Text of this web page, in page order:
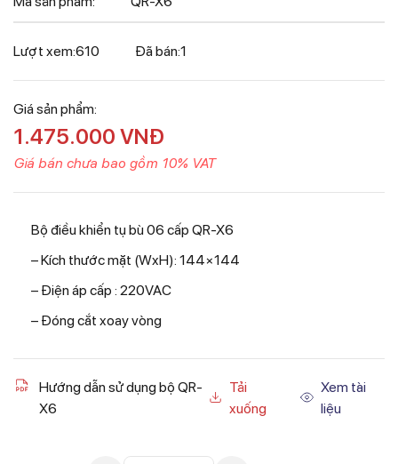
Lượt xem:610 Đã bán:1
Giá sản phẩm:
1.475.000 VNĐ
Giá bán chưa bao gồm 10% VAT
Bộ điều khiển tụ bù 06 cấp QR-X6
– Kích thước mặt (WxH): 144×144
– Điện áp cấp : 220VAC
– Đóng cắt xoay vòng
Hướng dẫn sử dụng bộ QR-
X6
Tải
xuống
Xem tài
liệu